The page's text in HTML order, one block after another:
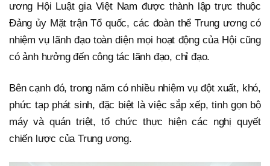
ương Hội Luật gia Việt Nam được thành lập trực thuộc
Đảng ủy Mặt trận Tổ quốc, các đoàn thể Trung ương có
nhiệm vụ lãnh đạo toàn diện mọi hoạt động của Hội cũng
có ảnh hưởng đến công tác lãnh đạo, chỉ đạo.
Bên cạnh đó, trong năm có nhiều nhiệm vụ đột xuất, khó,
phức tạp phát sinh, đặc biệt là việc sắp xếp, tinh gọn bộ
máy và quán triệt, tổ chức thực hiện các nghị quyết
chiến lược của Trung ương.